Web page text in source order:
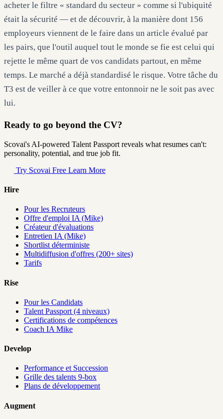
acheter le filtre « standard du secteur » comme si l'ubiquité
était la sécurité — et de découvrir, à la manière dont 156
employeurs viennent de le faire dans un article évalué par
les pairs, que l'outil auquel tout le monde se fie est celui qui
rejette le même quart de vos candidats partout, en même
temps. Le marché a déjà standardisé le risque. Votre tâche du
T3 est de veiller à ce que votre entonnoir ne le soit pas avec
lui.
Ready to go beyond the CV?
Scovai's AI-powered Talent Passport reveals what resumes can't:
personality, potential, and true job fit.
Try Scovai Free Learn More
Hire
Pour les Recruteurs
Offre d'emploi IA (Mike)
Créateur d'évaluations
Entretien IA (Mike)
Shortlist déterministe
Multidiffusion d'offres (200+ sites)
Tarifs
Rise
Pour les Candidats
Talent Passport (4 niveaux)
Certifications de compétences
Coach IA Mike
Develop
Performance et Succession
Grille des talents 9-box
Plans de développement
Augment